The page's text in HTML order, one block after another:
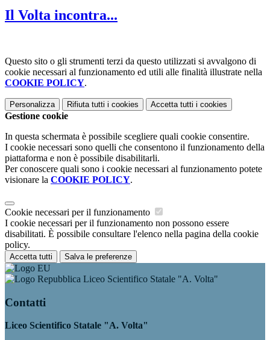
Il Volta incontra...
Questo sito o gli strumenti terzi da questo utilizzati si avvalgono di
cookie necessari al funzionamento ed utili alle finalità illustrate nella
COOKIE POLICY.
Personalizza Rifiuta tutti i cookies Accetta tutti i cookies
Gestione cookie
In questa schermata è possibile scegliere quali cookie consentire.
I cookie necessari sono quelli che consentono il funzionamento della
piattaforma e non è possibile disabilitarli.
Per conoscere quali sono i cookie necessari al funzionamento potete
visionare la COOKIE POLICY.
Cookie necessari per il funzionamento
I cookie necessari per il funzionamento non possono essere
disabilitati. È possibile consultare l'elenco nella pagina della cookie
policy.
Accetta tutti Salva le preferenze
Liceo Scientifico Statale "A. Volta"
Contatti
Liceo Scientifico Statale "A. Volta"